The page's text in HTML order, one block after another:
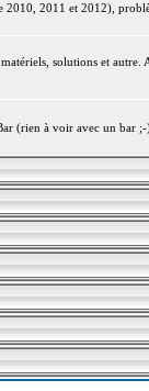
2011 et 2012),
solutions et
(rien à voir avec un bar